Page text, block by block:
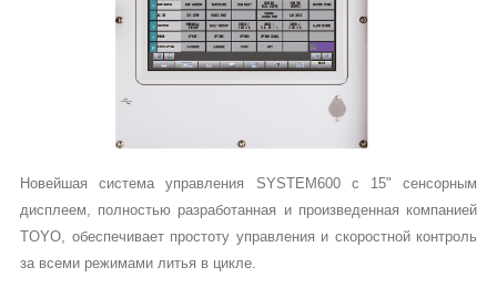
Новейшая система управления SYSTEM600 с 15" сенсорным
дисплеем, полностью разработанная и произведенная компанией
TOYO, обеспечивает простоту управления и скоростной контроль
за всеми режимами литья в цикле.